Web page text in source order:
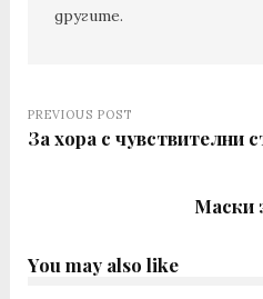
другите.
PREVIOUS POST
За хора с чувствителни
Маски
You may also like